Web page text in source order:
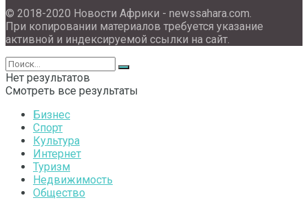
© 2018-2020 Новости Африки - newssahara.com.
При копировании материалов требуется указание
активной и индексируемой ссылки на сайт.
Нет результатов
Смотреть все результаты
Бизнес
Спорт
Культура
Интернет
Туризм
Недвижимость
Общество